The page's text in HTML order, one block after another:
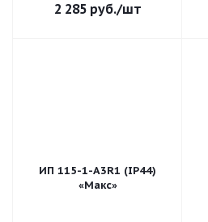
2 285руб./шт
ИП 115-1-А3R1 (IP44)
«Макс»